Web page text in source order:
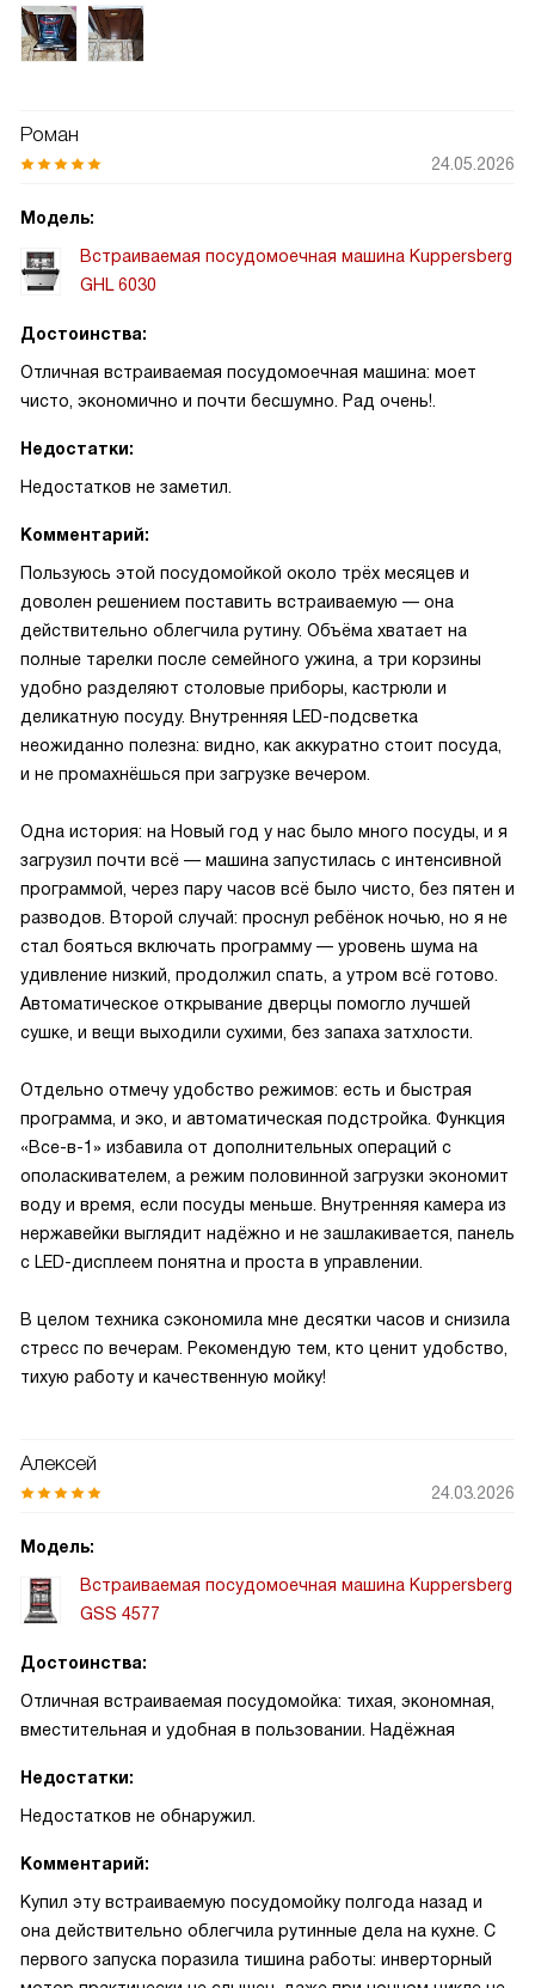
Роман
24.05.2026
Модель:
Встраиваемая посудомоечная машина Kuppersberg
GHL 6030
Достоинства:
Отличная встраиваемая посудомоечная машина: моет
чисто, экономично и почти бесшумно. Рад очень!.
Недостатки:
Недостатков не заметил.
Комментарий:
Пользуюсь этой посудомойкой около трёх месяцев и
доволен решением поставить встраиваемую — она
действительно облегчила рутину. Объёма хватает на
полные тарелки после семейного ужина, а три корзины
удобно разделяют столовые приборы, кастрюли и
деликатную посуду. Внутренняя LED-подсветка
неожиданно полезна: видно, как аккуратно стоит посуда,
и не промахнёшься при загрузке вечером.
Одна история: на Новый год у нас было много посуды, и я
загрузил почти всё — машина запустилась с интенсивной
программой, через пару часов всё было чисто, без пятен и
разводов. Второй случай: проснул ребёнок ночью, но я не
стал бояться включать программу — уровень шума на
удивление низкий, продолжил спать, а утром всё готово.
Автоматическое открывание дверцы помогло лучшей
сушке, и вещи выходили сухими, без запаха затхлости.
Отдельно отмечу удобство режимов: есть и быстрая
программа, и эко, и автоматическая подстройка. Функция
«Все-в-1» избавила от дополнительных операций с
ополаскивателем, а режим половинной загрузки экономит
воду и время, если посуды меньше. Внутренняя камера из
нержавейки выглядит надёжно и не зашлакивается, панель
с LED-дисплеем понятна и проста в управлении.
В целом техника сэкономила мне десятки часов и снизила
стресс по вечерам. Рекомендую тем, кто ценит удобство,
тихую работу и качественную мойку!
Алексей
24.03.2026
Модель:
Встраиваемая посудомоечная машина Kuppersberg
GSS 4577
Достоинства:
Отличная встраиваемая посудомойка: тихая, экономная,
вместительная и удобная в пользовании. Надёжная
Недостатки:
Недостатков не обнаружил.
Комментарий:
Купил эту встраиваемую посудомойку полгода назад и
она действительно облегчила рутинные дела на кухне. С
первого запуска поразила тишина работы: инверторный